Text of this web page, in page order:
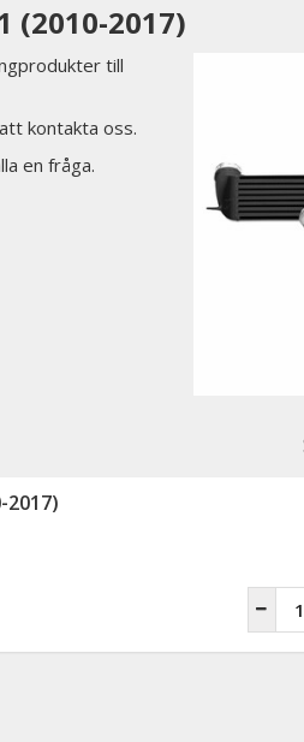
(2010-2017)
till
kontakta oss.
en fråga.